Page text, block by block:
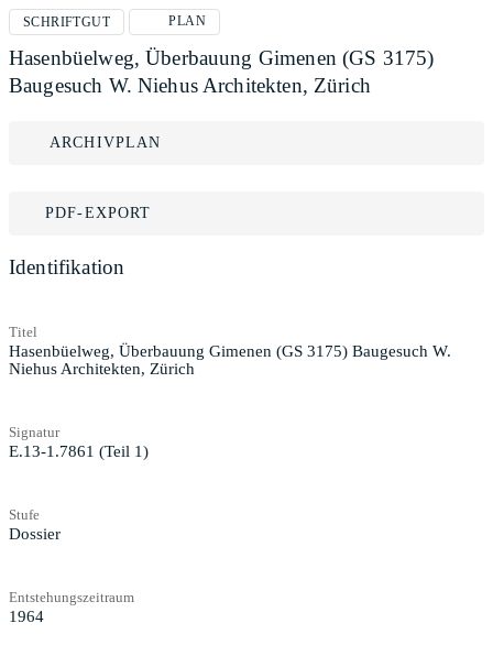
SCHRIFTGUT PLAN
Hasenbüelweg, Überbauung Gimenen (GS 3175)
Baugesuch W. Niehus Architekten, Zürich
ARCHIVPLAN
PDF-EXPORT
Identifikation
Titel
Hasenbüelweg, Überbauung Gimenen (GS 3175) Baugesuch W.
Niehus Architekten, Zürich
Signatur
E.13-1.7861 (Teil 1)
Stufe
Dossier
Entstehungszeitraum
1964